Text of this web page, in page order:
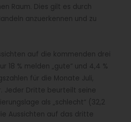
Raum. Dies gilt es durch
anzuerkennen und zu
auf die kommenden drei
18 % melden „gute“ und 4,4 %
für die Monate Juli,
Jeder Dritte beurteilt seine
als „schlecht“ (32,2
Aussichten auf das dritte